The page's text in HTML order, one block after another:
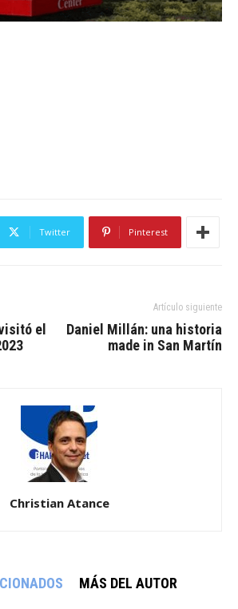
Twitter Pinterest
el
Artículo siguiente
Daniel Millán: una historia
made in San Martín
Christian Atance
MÁS DEL AUTOR